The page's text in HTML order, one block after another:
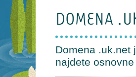
DOMENA
Domena .uk.net
najdete